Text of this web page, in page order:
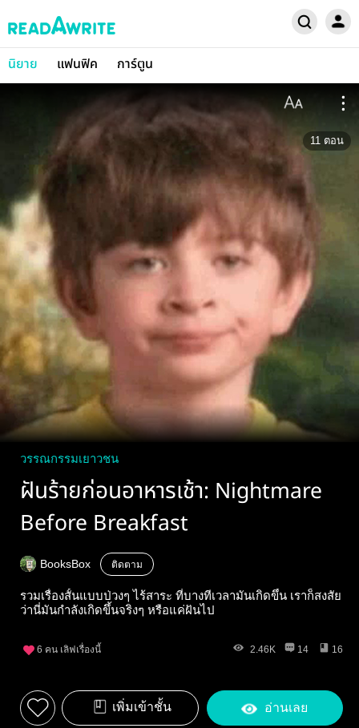
นิยาย แฟนฟิค การ์ตูน
11 ตอน
วรรณกรรมเยาวชน
ฝันร้ายก่อนอาหารเช้า: Nightmare
Before Breakfast
BooksBox ติดตาม
รวมเรื่องสั้นแบบป่วงๆ ไร้สาระ ที่บางทีเวลามันเกิดขึ้น เราก็สงสัย
ว่านี่มันกำลังเกิดขึ้นจริงๆ หรือแค่ฝันไป
6 คน เลิฟเรื่องนี้ 2.46K 14 16
เพิ่มเข้าชั้น อ่านเลย